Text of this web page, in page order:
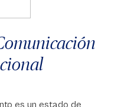
es un estado de